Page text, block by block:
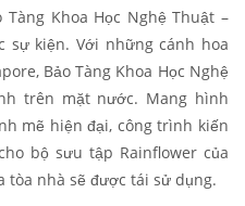
Khoa Học Nghệ Thuật –
sự kiện. Với những cánh hoa
Bảo Tàng Khoa Học Nghệ
trên mặt nước. Mang hình
mẽ hiện đại, công trình kiến
bộ sưu tập Rainflower của
nhà sẽ được tái sử dụng.